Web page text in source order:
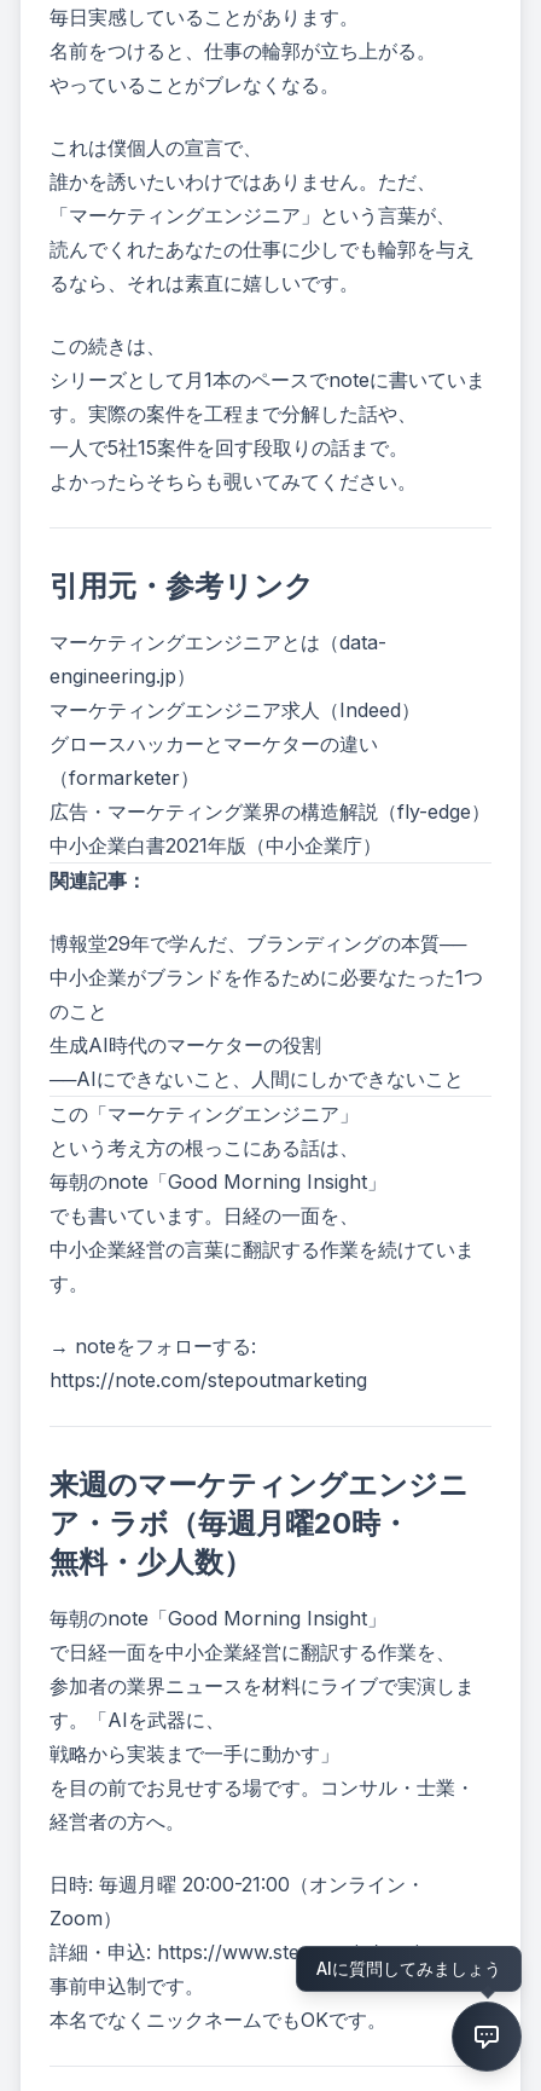
毎日実感していることがあります。
名前をつけると、仕事の輪郭が立ち上がる。
やっていることがブレなくなる。
これは僕個人の宣言で、
誰かを誘いたいわけではありません。ただ、
「マーケティングエンジニア」という言葉が、
読んでくれたあなたの仕事に少しでも輪郭を与え
るなら、それは素直に嬉しいです。
この続きは、
シリーズとして月1本のペースでnoteに書いていま
す。実際の案件を工程まで分解した話や、
一人で5社15案件を回す段取りの話まで。
よかったらそちらも覗いてみてください。
引用元・参考リンク
マーケティングエンジニアとは（data-
engineering.jp）
マーケティングエンジニア求人（Indeed）
グロースハッカーとマーケターの違い
（formarketer）
広告・マーケティング業界の構造解説（fly-edge）
中小企業白書2021年版（中小企業庁）
関連記事：
博報堂29年で学んだ、ブランディングの本質──
中小企業がブランドを作るために必要なたった1つ
のこと
生成AI時代のマーケターの役割
──AIにできないこと、人間にしかできないこと
この「マーケティングエンジニア」
という考え方の根っこにある話は、
毎朝のnote「Good Morning Insight」
でも書いています。日経の一面を、
中小企業経営の言葉に翻訳する作業を続けていま
す。
→ noteをフォローする:
https://note.com/stepoutmarketing
来週のマーケティングエンジニ
ア・ラボ（毎週月曜20時・
無料・少人数）
毎朝のnote「Good Morning Insight」
で日経一面を中小企業経営に翻訳する作業を、
参加者の業界ニュースを材料にライブで実演しま
す。「AIを武器に、
戦略から実装まで一手に動かす」
を目の前でお見せする場です。コンサル・士業・
経営者の方へ。
日時: 毎週月曜 20:00-21:00（オンライン・
Zoom）
詳細・申込: https://www.step-out.jp/seminars
事前申込制です。
本名でなくニックネームでもOKです。
AIに質問してみましょう